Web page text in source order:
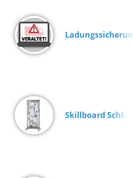
Ladungssicherung
Skillboard Schl…